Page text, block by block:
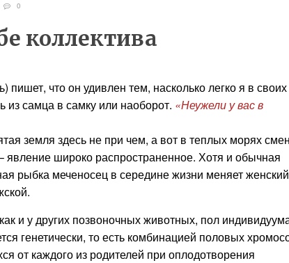
0
коллектива
пишет, что он удивлен тем, насколько легко я в своих
из самца в самку или наоборот. «Неужели у вас в
земля здесь не при чем, а вот в теплых морях
явление широко распространенное. Хотя и обычная
рыбка меченосец в середине жизни меняет женский
и у других позвоночных животных, пол
генетически, то есть комбинацией половых
от каждого из родителей при оплодотворения